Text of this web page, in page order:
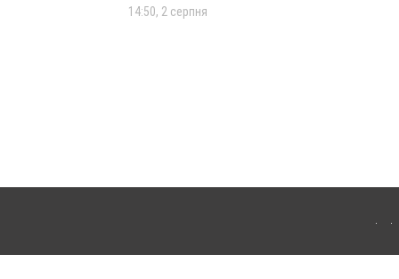
14:50, 2 серпня